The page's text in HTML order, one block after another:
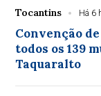
Tocantins Há 6
Convenção
todos os 139
Taquaralto